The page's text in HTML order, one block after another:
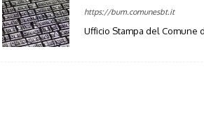
https://bum.comunesbt.it
Ufficio Stampa del Comune